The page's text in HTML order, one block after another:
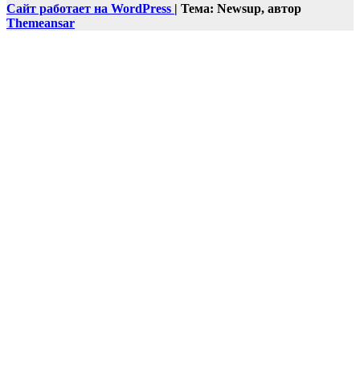
Сайт работает на WordPress | Тема: Newsup, автор
Themeansar